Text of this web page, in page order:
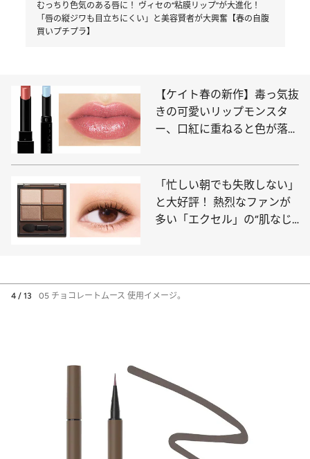
むっちり色気のある唇に！ ヴィセの“粘膜リップ”が大進化！
「唇の縦ジワも目立ちにくい」と美容賢者が大興奮【春の自腹
買いプチプラ】
【ケイト春の新作】毒っ気抜
きの可愛いリップモンスタ
ー、口紅に重ねると色が落ち
ー”新色…すでに大ヒットの予
感！
「忙しい朝でも失敗しない」
と大好評！ 熱烈なファンが
多い「エクセル」の“肌なじ